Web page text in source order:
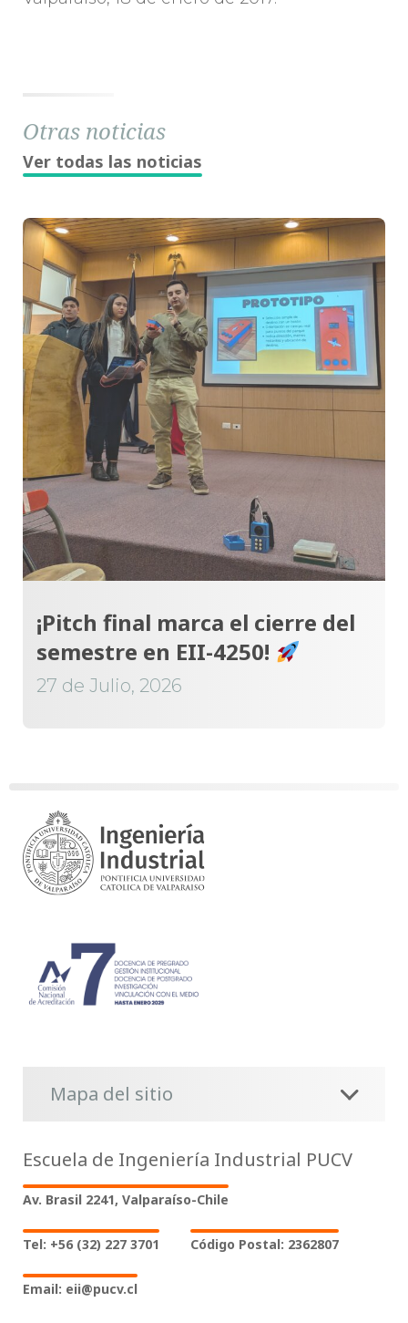
Otras noticias
Ver todas las noticias
¡Pitch final marca el cierre del
semestre en EII-4250!
27 de Julio, 2026
Mapa del sitio
Escuela de Ingeniería Industrial PUCV
Av. Brasil 2241, Valparaíso-Chile
Tel: +56 (32) 227 3701 Código Postal: 2362807
Email: eii@pucv.cl